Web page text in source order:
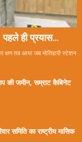
ही प्रयास...
क्षण तब आया जब मोतिहारी स्टेशन
की जमीन, सम्राट कैबिनेट
समिति का राष्ट्रीय मासिक